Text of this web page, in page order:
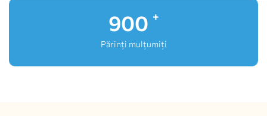
1,000
Părinți mulțumiți